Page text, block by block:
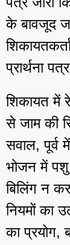
के बावजूद
प्रार्थना
शिकायत में
से जाम की
सवाल, पूर्व
भोजन में पशु
बिलिंग न
नियमों का
का प्रयोग,